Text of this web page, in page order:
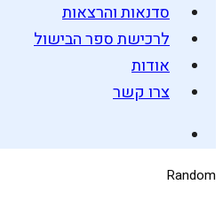
סדנאות והרצאות
לרכישת ספר הבישול
אודות
צרו קשר
Random